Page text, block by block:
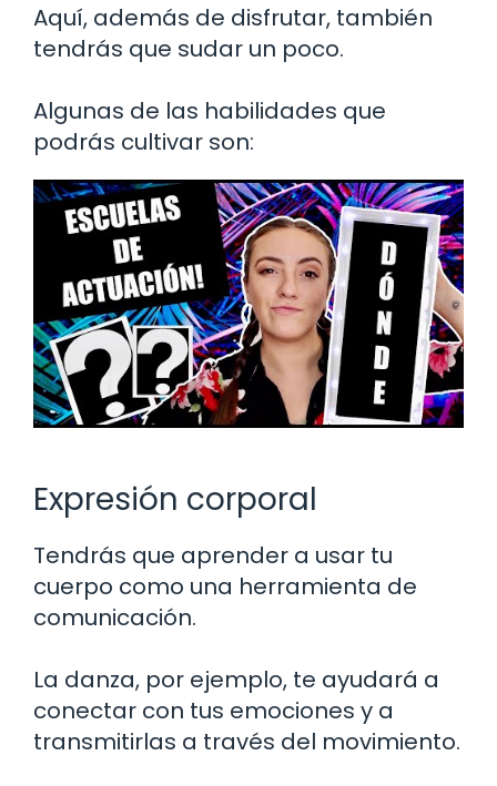
Aquí, además de disfrutar, también
tendrás que sudar un poco.
Algunas de las habilidades que
podrás cultivar son:
Expresión corporal
Tendrás que aprender a usar tu
cuerpo como una herramienta de
comunicación.
La danza, por ejemplo, te ayudará a
conectar con tus emociones y a
transmitirlas a través del movimiento.